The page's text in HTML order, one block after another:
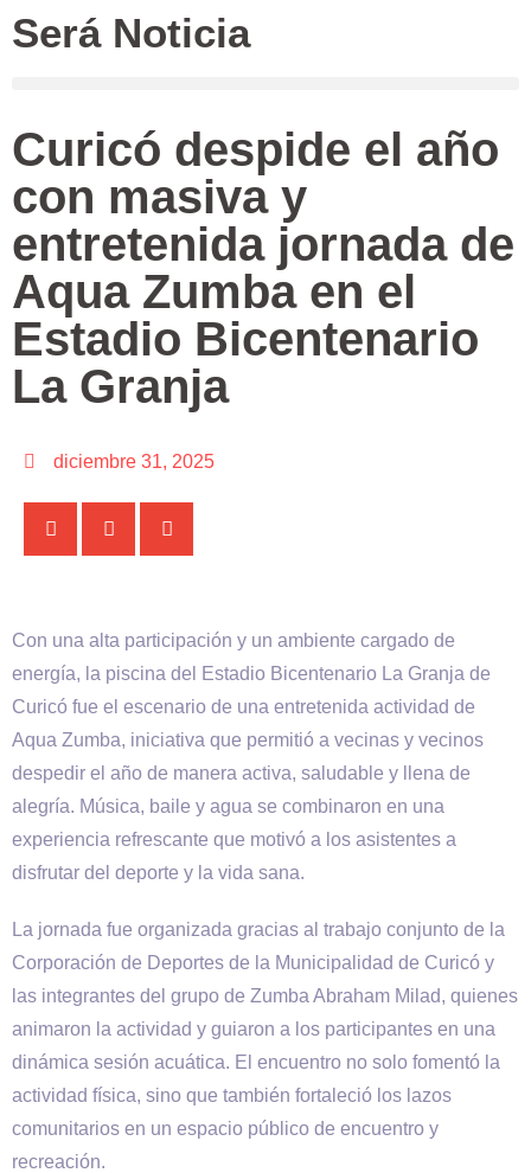
Será Noticia
Curicó despide el año
con masiva y
entretenida jornada de
Aqua Zumba en el
Estadio Bicentenario
La Granja
diciembre 31, 2025
Con una alta participación y un ambiente cargado de
energía, la piscina del Estadio Bicentenario La Granja de
Curicó fue el escenario de una entretenida actividad de
Aqua Zumba, iniciativa que permitió a vecinas y vecinos
despedir el año de manera activa, saludable y llena de
alegría. Música, baile y agua se combinaron en una
experiencia refrescante que motivó a los asistentes a
disfrutar del deporte y la vida sana.
La jornada fue organizada gracias al trabajo conjunto de la
Corporación de Deportes de la Municipalidad de Curicó y
las integrantes del grupo de Zumba Abraham Milad, quienes
animaron la actividad y guiaron a los participantes en una
dinámica sesión acuática. El encuentro no solo fomentó la
actividad física, sino que también fortaleció los lazos
comunitarios en un espacio público de encuentro y
recreación.